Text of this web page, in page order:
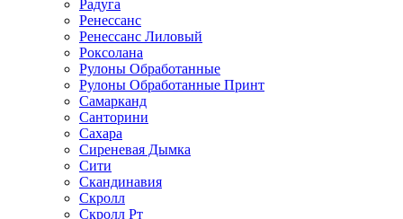
Радуга
Ренессанс
Ренессанс Лиловый
Роксолана
Рулоны Обработанные
Рулоны Обработанные Принт
Самарканд
Санторини
Сахара
Сиреневая Дымка
Сити
Скандинавия
Скролл
Скролл Рт